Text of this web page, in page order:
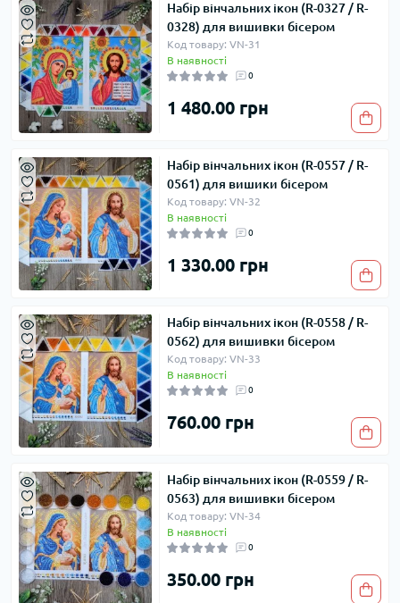
Набір вінчальних ікон (R-0327 / R-
0328) для вишивки бісером
Код товару: VN-31
В наявності
0
1 480.00 грн
Набір вінчальних ікон (R-0557 / R-
0561) для вишики бісером
Код товару: VN-32
В наявності
0
1 330.00 грн
Набір вінчальних ікон (R-0558 / R-
0562) для вишивки бісером
Код товару: VN-33
В наявності
0
760.00 грн
Набір вінчальних ікон (R-0559 / R-
0563) для вишивки бісером
Код товару: VN-34
В наявності
0
350.00 грн